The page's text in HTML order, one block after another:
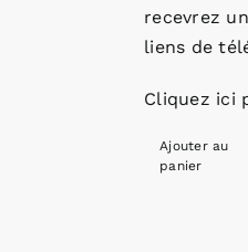
recevrez
liens de
Cliquez ici
Ajouter au
panier